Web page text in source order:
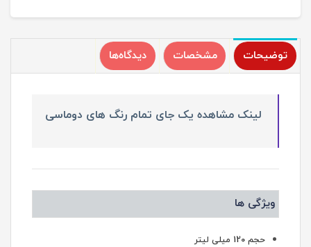
توضیحات مشخصات دیدگاه‌ها
لینک مشاهده یک جای تمام رنگ های دوماسی
ویژگی ها
حجم 120 میلی لیتر